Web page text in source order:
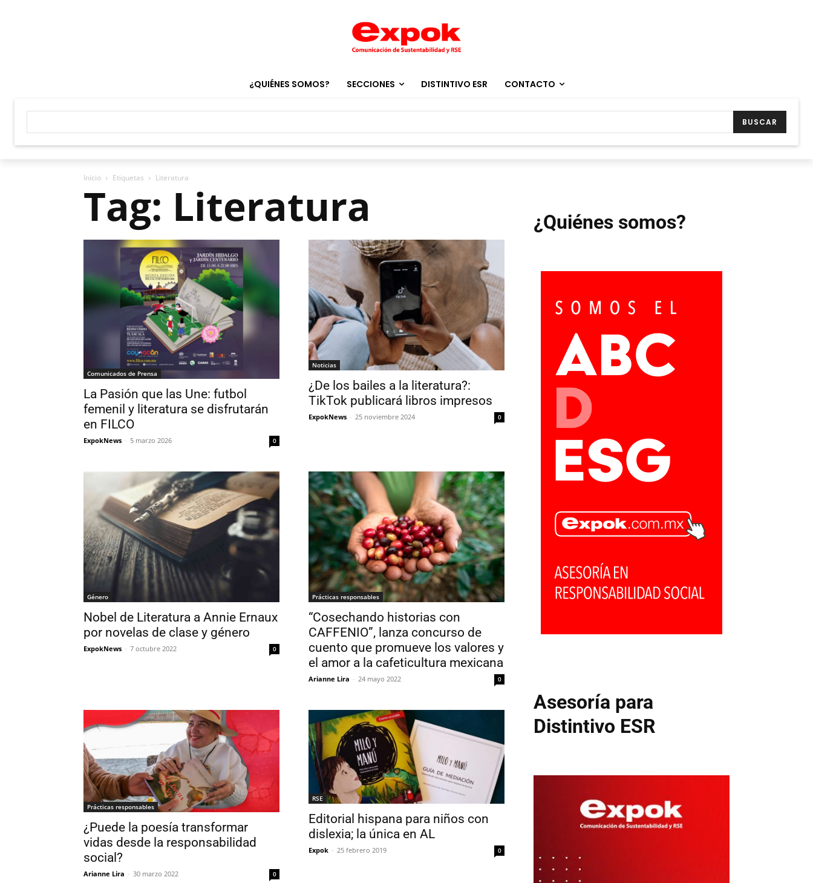
¿QUIÉNES SOMOS? SECCIONES DISTINTIVO ESR CONTACTO
BUSCAR
Inicio Etiquetas Literatura
Tag: Literatura
Comunicados de Prensa
La Pasión que las Une: futbol
femenil y literatura se disfrutarán
en FILCO
ExpokNews - 5 marzo 2026 0
Noticias
¿De los bailes a la literatura?:
TikTok publicará libros impresos
ExpokNews - 25 noviembre 2024 0
Género
Nobel de Literatura a Annie Ernaux
por novelas de clase y género
ExpokNews - 7 octubre 2022 0
Prácticas responsables
“Cosechando historias con
CAFFENIO”, lanza concurso de
cuento que promueve los valores y
el amor a la cafeticultura mexicana
Arianne Lira - 24 mayo 2022 0
Prácticas responsables
¿Puede la poesía transformar
vidas desde la responsabilidad
social?
Arianne Lira - 30 marzo 2022 0
RSE
Editorial hispana para niños con
dislexia; la única en AL
Expok - 25 febrero 2019 0
¿Quiénes somos?
Asesoría para
Distintivo ESR